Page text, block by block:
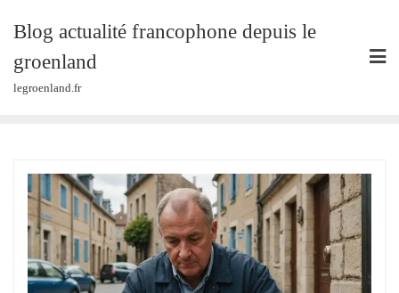
content
Blog actualité francophone depuis le
groenland
legroenland.fr